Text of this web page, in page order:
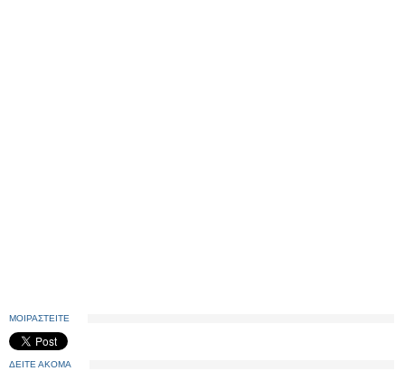
ΜΟΙΡΑΣΤΕΙΤΕ
ΔΕΙΤΕ ΑΚΟΜΑ